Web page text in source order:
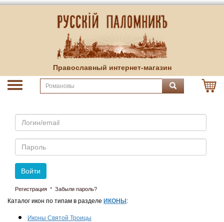
Православный интернет-магазин
Email
Пароль
Войти
Регистрация · Забыли пароль?
Каталог икон по типам в разделе ИКОНЫ :
Иконы Святой Троицы